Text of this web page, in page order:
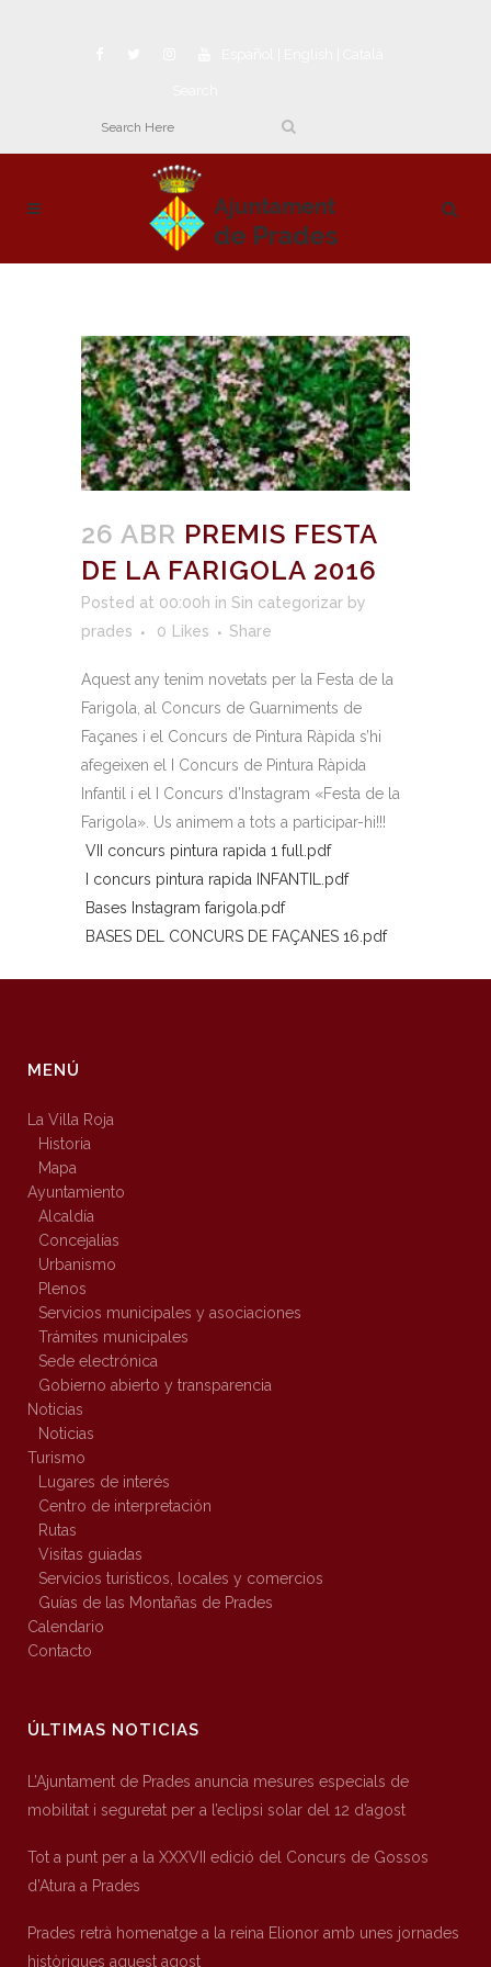
26 ABR PREMIS FESTA
DE LA FARIGOLA 2016
Posted at 00:00h in Sin categorizar by
prades
0 Likes Share
Aquest any tenim novetats per la Festa de la
Farigola, al Concurs de Guarniments de
Façanes i el Concurs de Pintura Ràpida s’hi
afegeixen el I Concurs de Pintura Ràpida
Infantil i el I Concurs d’Instagram «Festa de la
Farigola». Us animem a tots a participar-hi!!!
VII concurs pintura rapida 1 full.pdf
I concurs pintura rapida INFANTIL.pdf
Bases Instagram farigola.pdf
BASES DEL CONCURS DE FAÇANES 16.pdf
MENÚ
La Villa Roja
Historia
Mapa
Ayuntamiento
Alcaldía
Concejalías
Urbanismo
Plenos
Servicios municipales y asociaciones
Trámites municipales
Sede electrónica
Gobierno abierto y transparencia
Noticias
Noticias
Turismo
Lugares de interés
Centro de interpretación
Rutas
Visitas guiadas
Servicios turísticos, locales y comercios
Guías de las Montañas de Prades
Calendario
Contacto
ÚLTIMAS NOTICIAS
L’Ajuntament de Prades anuncia mesures especials de
mobilitat i seguretat per a l’eclipsi solar del 12 d’agost
Tot a punt per a la XXXVII edició del Concurs de Gossos
d’Atura a Prades
Prades retrà homenatge a la reina Elionor amb unes jornades
històriques aquest agost